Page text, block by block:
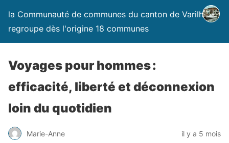
la Communauté de communes du canton de Varilhes
regroupe dès l'origine 18 communes
Voyages pour hommes :
efficacité, liberté et déconnexion
loin du quotidien
Marie-Anne il y a 5 mois